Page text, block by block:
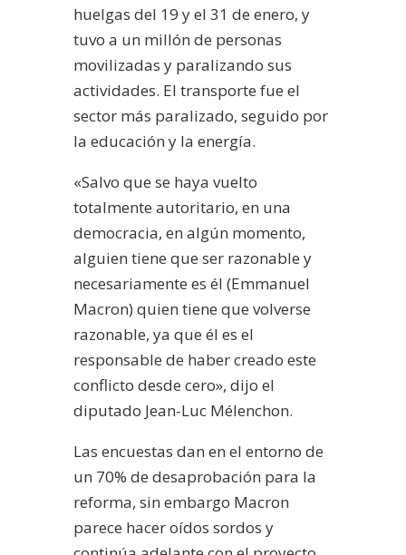
huelgas del 19 y el 31 de enero, y
tuvo a un millón de personas
movilizadas y paralizando sus
actividades. El transporte fue el
sector más paralizado, seguido por
la educación y la energía.
«Salvo que se haya vuelto
totalmente autoritario, en una
democracia, en algún momento,
alguien tiene que ser razonable y
necesariamente es él (Emmanuel
Macron) quien tiene que volverse
razonable, ya que él es el
responsable de haber creado este
conflicto desde cero», dijo el
diputado Jean-Luc Mélenchon.
Las encuestas dan en el entorno de
un 70% de desaprobación para la
reforma, sin embargo Macron
parece hacer oídos sordos y